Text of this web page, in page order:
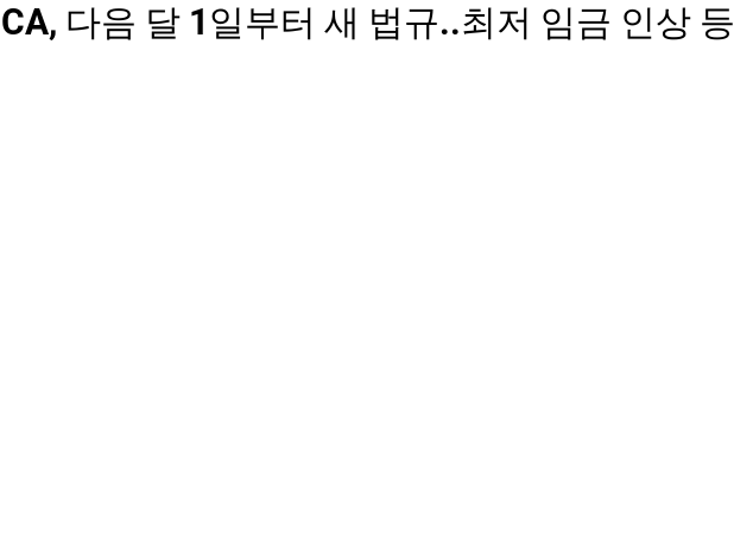
CA, 다음 달 1일부터 새 법규..최저 임금 인상 등